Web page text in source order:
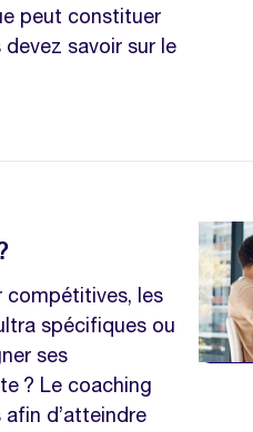
peut constituer
savoir sur le
compétitives, les
spécifiques ou
ses
? Le coaching
d’atteindre